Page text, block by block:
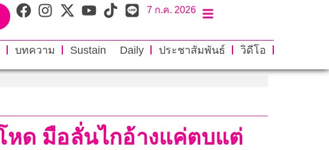
7 ก.ค. 2026
บทความ Sustain Daily ประชาสัมพันธ์
วิดีโอ
หด มือลั่นไกอ้างแค่ตบแต่